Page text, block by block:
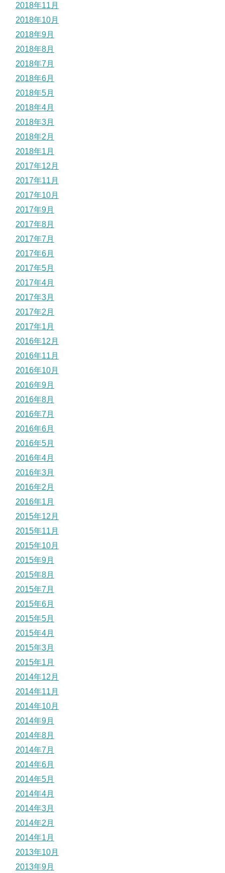
2018年11月
2018年10月
2018年9月
2018年8月
2018年7月
2018年6月
2018年5月
2018年4月
2018年3月
2018年2月
2018年1月
2017年12月
2017年11月
2017年10月
2017年9月
2017年8月
2017年7月
2017年6月
2017年5月
2017年4月
2017年3月
2017年2月
2017年1月
2016年12月
2016年11月
2016年10月
2016年9月
2016年8月
2016年7月
2016年6月
2016年5月
2016年4月
2016年3月
2016年2月
2016年1月
2015年12月
2015年11月
2015年10月
2015年9月
2015年8月
2015年7月
2015年6月
2015年5月
2015年4月
2015年3月
2015年1月
2014年12月
2014年11月
2014年10月
2014年9月
2014年8月
2014年7月
2014年6月
2014年5月
2014年4月
2014年3月
2014年2月
2014年1月
2013年10月
2013年9月